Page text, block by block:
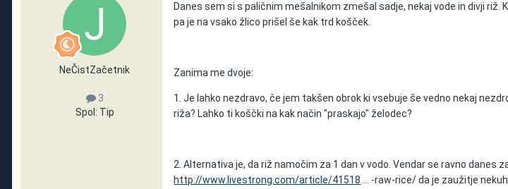
NeČistZačetnik
3
Spol: Tip
Danes sem si s paličnim mešalnikom zmešal sadje, nekaj vode in divji riž.
pa je na vsako žlico prišel še kak trd košček.
Zanima me dvoje:
1. Je lahko nezdravo, če jem takšen obrok ki vsebuje še vedno nekaj
riža? Lahko ti koščki na kak način "praskajo" želodec?
2. Alternativa je, da riž namočim za 1 dan v vodo. Vendar se ravno danes
http://www.livestrong.com/article/41518 ... -raw-rice/ da je zaužitje